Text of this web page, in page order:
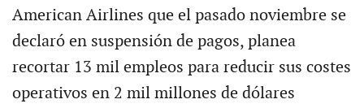
American Airlines que el pasado noviembre se
declaró en suspensión de pagos, planea
recortar 13 mil empleos para reducir sus costes
operativos en 2 mil millones de dólares